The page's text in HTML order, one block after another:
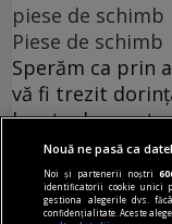
piese de schimb
Piese de schimb
Sperăm ca prin
vă fi trezit
legate de acest
urmări mai
Nouă ne pasă ca
Noi și partenerii noștri
identificatorii cookie unici
gestiona alegerile dvs.
confidențialitate. Aceste